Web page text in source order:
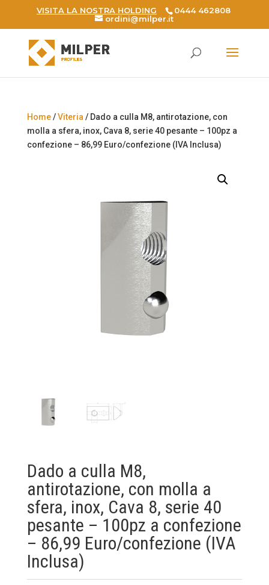
VISITA LA NOSTRA HOLDING
0444 462808
ordini@milper.it
Products
search
Home/Viteria / Dado a culla M8, antirotazione, con
molla a sfera, inox, Cava 8, serie 40 pesante – 100pz a
confezione – 86,99 Euro/confezione (IVA Inclusa)
Dado a culla M8,
antirotazione, con molla a
sfera, inox, Cava 8, serie 40
pesante – 100pz a confezione
– 86,99 Euro/confezione (IVA
Inclusa)